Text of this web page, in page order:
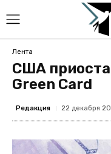
Лента
США
Green Card
Редакция 22 декабря